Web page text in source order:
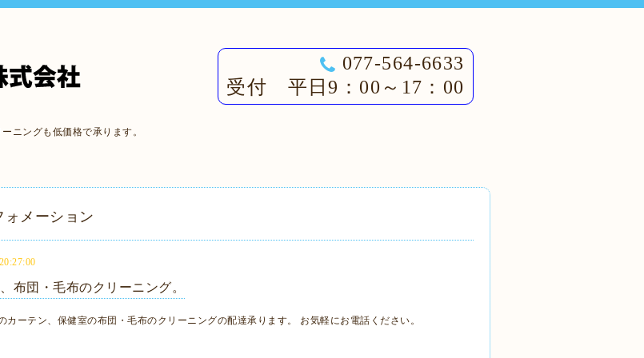
ニングも低価格で承ります。
077-564-6633
受付 平日9：00～17：00
ォメーション
布団・毛布のクリーニング。
カーテン、保健室の布団・毛布のクリーニングの配達承ります。 お気軽にお電話ください。